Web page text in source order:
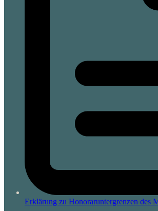
Erklärung zu Honoraruntergrenzen des